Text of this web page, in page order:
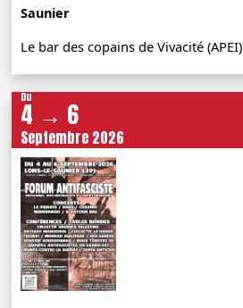
Saunier
Le bar des copains de Vivacité (APEI)
Du
4 → 6
Septembre 2026